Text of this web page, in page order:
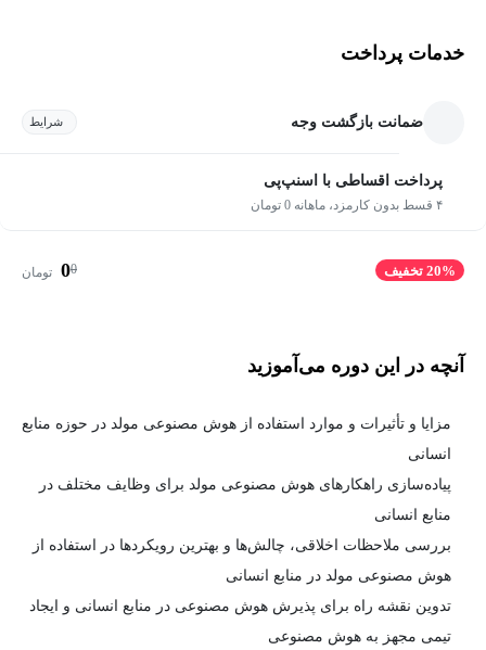
خدمات پرداخت
ضمانت بازگشت وجه شرایط
پرداخت اقساطی با اسنپ‌پی
۴ قسط بدون کارمزد، ماهانه 0 تومان
20% تخفیف 0
0 تومان
آنچه در این دوره می‌آموزید
مزایا و تأثیرات و موارد استفاده از هوش مصنوعی مولد در حوزه منابع
انسانی
پیاده‌سازی راهکارهای هوش مصنوعی مولد برای وظایف مختلف در
منابع انسانی
بررسی ملاحظات اخلاقی، چالش‌ها و بهترین رویکردها در استفاده از
هوش مصنوعی مولد در منابع انسانی
تدوین نقشه راه برای پذیرش هوش مصنوعی در منابع انسانی و ایجاد
تیمی مجهز به هوش مصنوعی